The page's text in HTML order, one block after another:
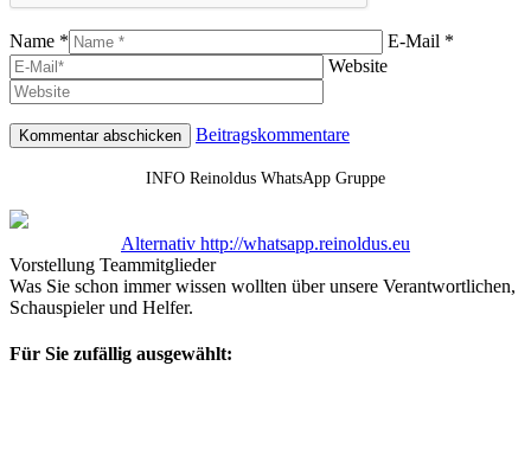
Name *
E-Mail *
Website
Beitragskommentare
INFO Reinoldus WhatsApp Gruppe
Alternativ http://whatsapp.reinoldus.eu
Vorstellung Teammitglieder
Was Sie schon immer wissen wollten über unsere Verantwortlichen,
Schauspieler und Helfer.
Für Sie zufällig ausgewählt: